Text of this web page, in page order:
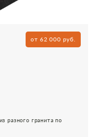
от 62 000 руб.
разного гранита по